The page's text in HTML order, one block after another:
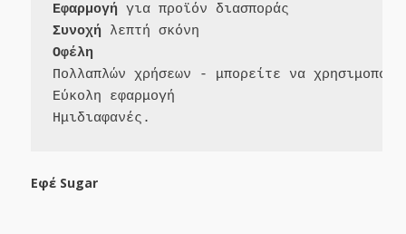
Εφαρμογή
Συνοχή
Οφέλη
Πολλαπλών χρήσεων - μπορείτε να
Εύκολη εφαρμογή
Εφέ Sugar